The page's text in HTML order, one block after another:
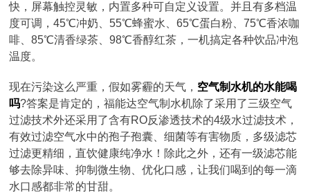
快，屏幕触控灵敏，内置多种可自定义设置。并且有多档温
度可调，45℃冲奶、55℃蜂蜜水、65℃蛋白粉、75℃香浓咖
啡、85℃清香绿茶、98℃香醇红茶，一机搞定各种饮品冲泡
温度。
现在污染这么严重，假如雾霾的天气， 空气制水机的水能喝
吗?答案是肯定的，福能达空气制水机除了采用了三级空气
过滤技术外还采用了含有RO反渗透技术的4级水过滤技术，
有效过滤空气水中的孢子孢囊、细菌等有害物质，多级滤芯
过滤更精细，直饮健康纯净水！除此之外，还有一级滤芯能
够去除异味、抑制微生物、优化口感，让我们喝到的每一滴
水口感都非常的甘甜。